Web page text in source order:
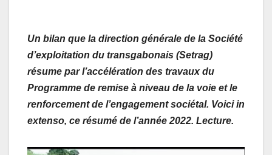
Un bilan que la direction générale de la Société
d’exploitation du transgabonais (Setrag)
résume par l’accélération des travaux du
Programme de remise à niveau de la voie et le
renforcement de l’engagement sociétal. Voici in
extenso, ce résumé de l’année 2022. Lecture.